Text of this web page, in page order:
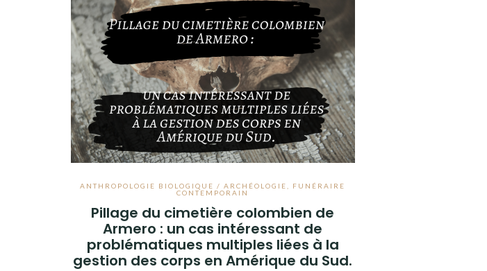
ANTHROPOLOGIE BIOLOGIQUE / ARCHÉOLOGIE
FUNÉRAIRE
CONTEMPORAIN
Pillage du cimetière colombien de
Armero : un cas intéressant de
problématiques multiples liées à la
gestion des corps en Amérique du Sud.